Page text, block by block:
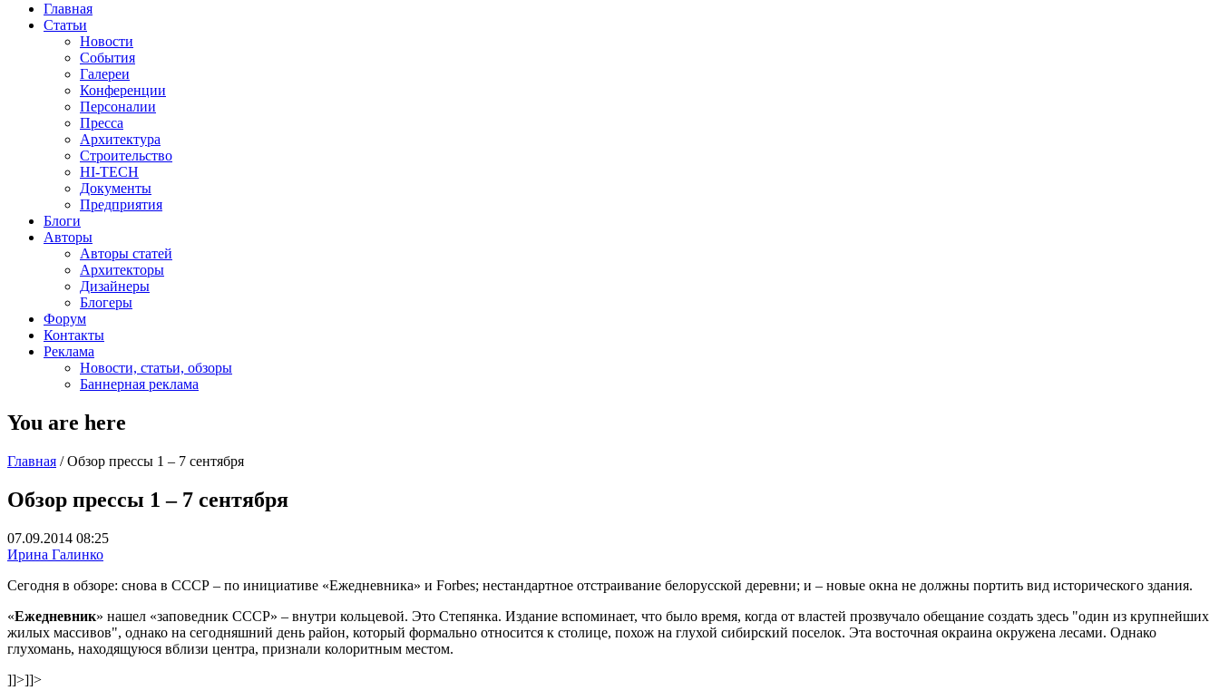
Главная
Статьи
Новости
События
Галереи
Конференции
Персоналии
Пресса
Архитектура
Строительство
HI-TECH
Документы
Предприятия
Блоги
Авторы
Авторы статей
Архитекторы
Дизайнеры
Блогеры
Форум
Контакты
Реклама
Новости, статьи, обзоры
Баннерная реклама
You are here
Главная / Обзор прессы 1 – 7 сентября
Обзор прессы 1 – 7 сентября
07.09.2014 08:25
Ирина Галинко
Сегодня в обзоре: снова в СССР – по инициативе «Ежедневника» и Forbes; нестандартное отстраивание белорусской деревни; и – новые окна не должны портить вид исторического здания.
«Ежедневник» нашел «заповедник СССР» – внутри кольцевой. Это Степянка. Издание вспоминает, что было время, когда от властей прозвучало обещание создать здесь "один из крупнейших
жилых массивов", однако на сегодняшний день район, который формально относится к столице, похож на глухой сибирский поселок. Эта восточная окраина окружена лесами. Однако
глухомань, находящуюся вблизи центра, признали колоритным местом.
]]>]]>